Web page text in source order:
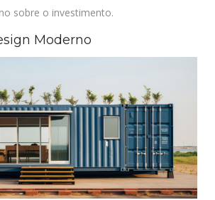
sobre o investimento.
Moderno